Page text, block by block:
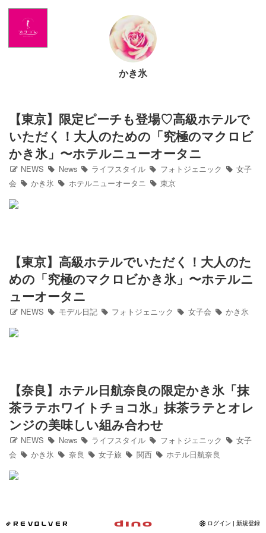
Home
NEWS
アメブロ
GLAMブログ
Profile
Instagram
写真館
Contact
かき氷
【東京】限定ピーチも登場♡高級ホテルで
いただく！大人のための「究極のマクロビ
かき氷」〜ホテルニューオータニ
NEWS News ライフスタイル フォトジェニック
女子
会
かき氷 ホテルニューオータニ 東京
【東京】高級ホテルでいただく！大人のた
めの「究極のマクロビかき氷」〜ホテルニ
ューオータニ
NEWS モデル日記 フォトジェニック 女子会 かき氷
【奈良】ホテル日航奈良の限定かき氷「抹
茶ラテホワイトチョコ氷」抹茶ラテとオレ
ンジの美味しい組み合わせ
NEWS News ライフスタイル フォトジェニック
女子
会
かき氷 奈良 女子旅 関西 ホテル日航奈良
*REVOLVER ログイン | 新規登録